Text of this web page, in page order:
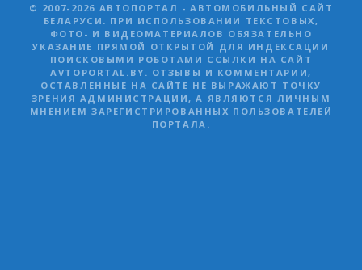
© 2007-2026 АВТОПОРТАЛ - АВТОМОБИЛЬНЫЙ САЙТ
БЕЛАРУСИ. ПРИ ИСПОЛЬЗОВАНИИ ТЕКСТОВЫХ,
ФОТО- И ВИДЕОМАТЕРИАЛОВ ОБЯЗАТЕЛЬНО
УКАЗАНИЕ ПРЯМОЙ ОТКРЫТОЙ ДЛЯ ИНДЕКСАЦИИ
ПОИСКОВЫМИ РОБОТАМИ ССЫЛКИ НА САЙТ
AVTOPORTAL.BY. ОТЗЫВЫ И КОММЕНТАРИИ,
ОСТАВЛЕННЫЕ НА САЙТЕ НЕ ВЫРАЖАЮТ ТОЧКУ
ЗРЕНИЯ АДМИНИСТРАЦИИ, А ЯВЛЯЮТСЯ ЛИЧНЫМ
МНЕНИЕМ ЗАРЕГИСТРИРОВАННЫХ ПОЛЬЗОВАТЕЛЕЙ
ПОРТАЛА.